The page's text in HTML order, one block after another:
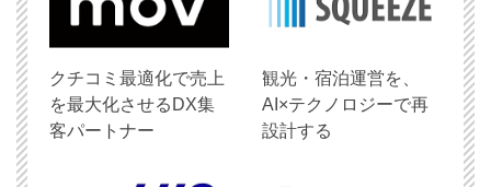
クチコミ最適化で売上
を最大化させるDX集
客パートナー
観光・宿泊運営を、
AI×テクノロジーで再
設計する